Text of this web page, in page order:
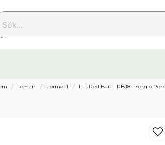
Teman Formel 1 F1 - Red Bull - RB18 - Sergio